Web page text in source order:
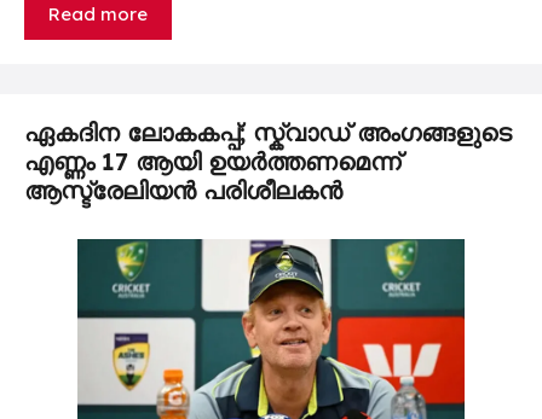
Read more
ഏകദിന ലോകകപ്പ്; സ്ക്വാഡ് അംഗങ്ങളുടെ
എണ്ണം 17 ആയി ഉയർത്തണമെന്ന്
ആസ്ട്രേലിയൻ പരിശീലകൻ